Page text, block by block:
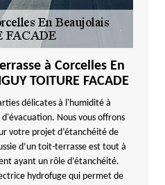
à Corcelles En
TOITURE FACADE
délicates à l'humidité à
Nous vous offrons
votre projet d’étanchéité de
d’un toit-terrasse est tout à
ayant un rôle d’étanchéité.
hydrofuge qui permet de